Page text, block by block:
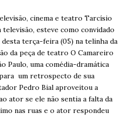
cinema e teatro Tarcísio
esteve como convidado
desta terça-feira (05) na telinha da
da peça de teatro O Camareiro
Paulo, uma comédia-dramática
um retrospecto de sua
Pedro Bial aproveitou a
ator se ele não sentia a falta da
nas ruas e o ator respondeu